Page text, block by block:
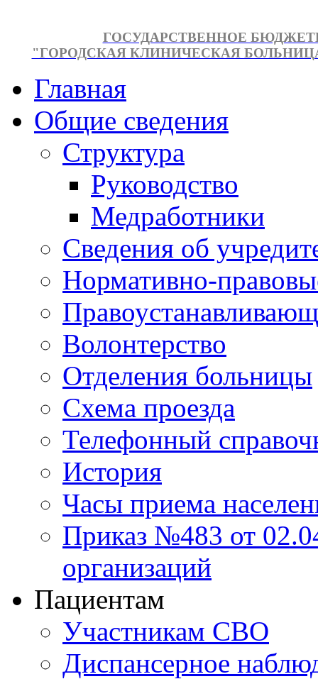
ГОСУДАРСТВЕННОЕ
"ГОРОДСКАЯ КЛИНИЧЕСКАЯ
Главная
Общие сведения
Структура
Руководство
Медработники
Сведения об
Нормативно-
Волонтерство
Отделения больницы
Схема проезда
Телефонный
История
Часы приема
Приказ №483 от
организаций
Пациентам
Участникам СВО
Диспансерное